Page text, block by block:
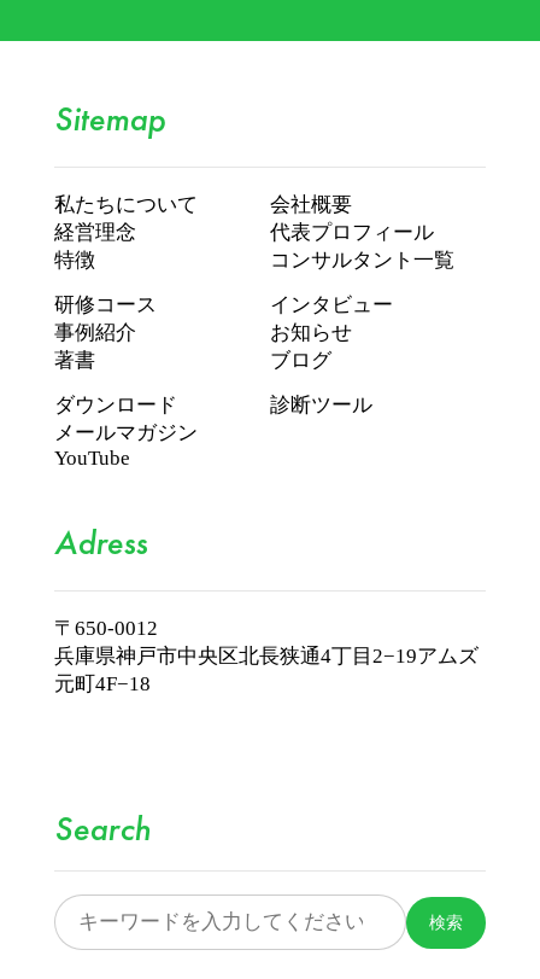
Sitemap
私たちについて
経営理念
特徴
会社概要
代表プロフィール
コンサルタント一覧
研修コース
事例紹介
著書
インタビュー
お知らせ
ブログ
ダウンロード
メールマガジン
YouTube
診断ツール
Adress
〒650-0012
兵庫県神戸市中央区北長狭通4丁目2−19アムズ
元町4F−18
Search
検索